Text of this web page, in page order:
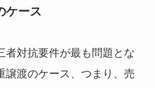
ケース
者対抗要件が最も問題とな
譲渡のケース、つまり、売